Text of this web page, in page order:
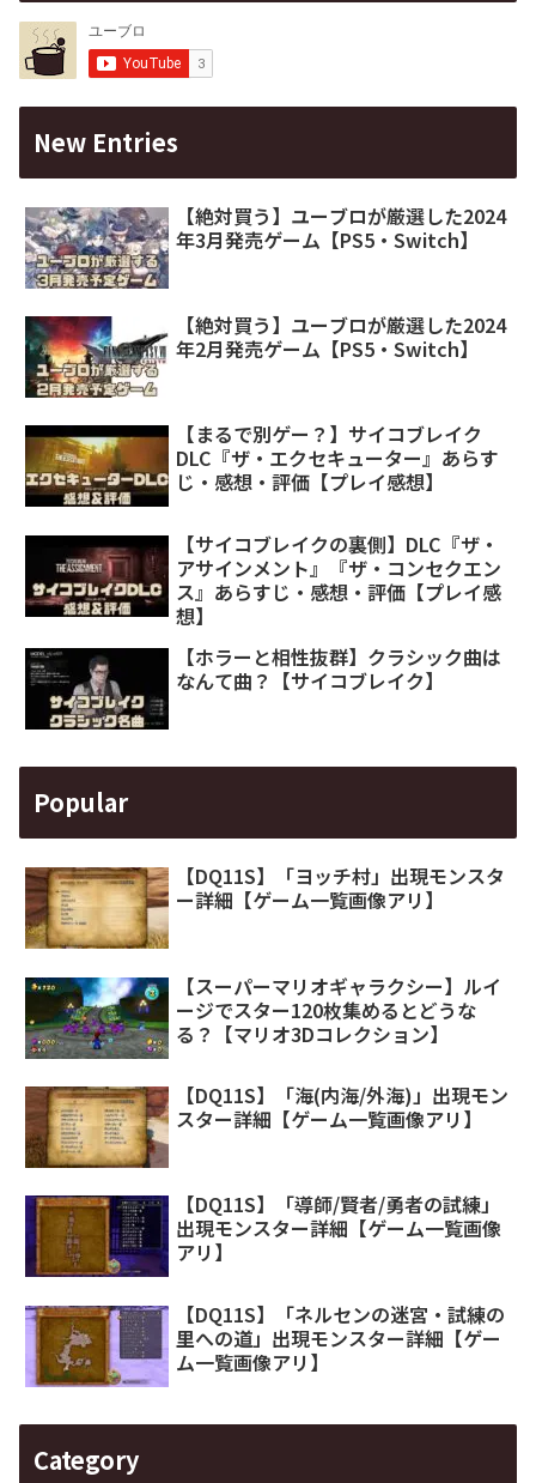
New Entries
【絶対買う】ユーブロが厳選した2024
年3月発売ゲーム【PS5・Switch】
【絶対買う】ユーブロが厳選した2024
年2月発売ゲーム【PS5・Switch】
【まるで別ゲー？】サイコブレイク
DLC『ザ・エクセキューター』あらす
じ・感想・評価【プレイ感想】
【サイコブレイクの裏側】DLC『ザ・
アサインメント』『ザ・コンセクエン
ス』あらすじ・感想・評価【プレイ感
想】
【ホラーと相性抜群】クラシック曲は
なんて曲？【サイコブレイク】
Popular
【DQ11S】「ヨッチ村」出現モンスタ
ー詳細【ゲーム一覧画像アリ】
【スーパーマリオギャラクシー】ルイ
ージでスター120枚集めるとどうな
る？【マリオ3Dコレクション】
【DQ11S】「海(内海/外海)」出現モン
スター詳細【ゲーム一覧画像アリ】
【DQ11S】「導師/賢者/勇者の試練」
出現モンスター詳細【ゲーム一覧画像
アリ】
【DQ11S】「ネルセンの迷宮・試練の
里への道」出現モンスター詳細【ゲー
ム一覧画像アリ】
Category